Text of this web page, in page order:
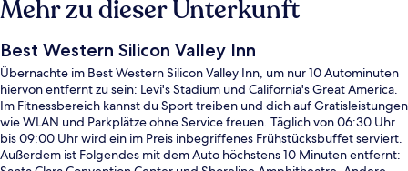
Mehr zu dieser Unterkunft
Best Western Silicon Valley Inn
Übernachte im Best Western Silicon Valley Inn, um nur 10 Autominuten
hiervon entfernt zu sein: Levi's Stadium und California's Great America.
Im Fitnessbereich kannst du Sport treiben und dich auf Gratisleistungen
wie WLAN und Parkplätze ohne Service freuen. Täglich von 06:30 Uhr
bis 09:00 Uhr wird ein im Preis inbegriffenes Frühstücksbuffet serviert.
Außerdem ist Folgendes mit dem Auto höchstens 10 Minuten entfernt: